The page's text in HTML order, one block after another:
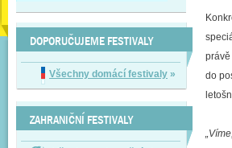
DOPORUČUJEME FESTIVALY
Všechny domácí festivaly »
ZAHRANIČNÍ FESTIVALY
do